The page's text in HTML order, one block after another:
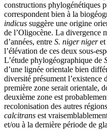
constructions phylogénétiques
correspondent bien à la
indicus suggère une origine
de l’Oligocène. La divergence
d’années, entre S. niger nigeret
l’élévation de ces deux sous-
L’étude phylogéographique de
d’une lignée orientale bien
diversité présument l’existence
première zone serait orientale,
deuxième zone est
recolonisation des autres
calcitrans est
et/ou à la dernière période de